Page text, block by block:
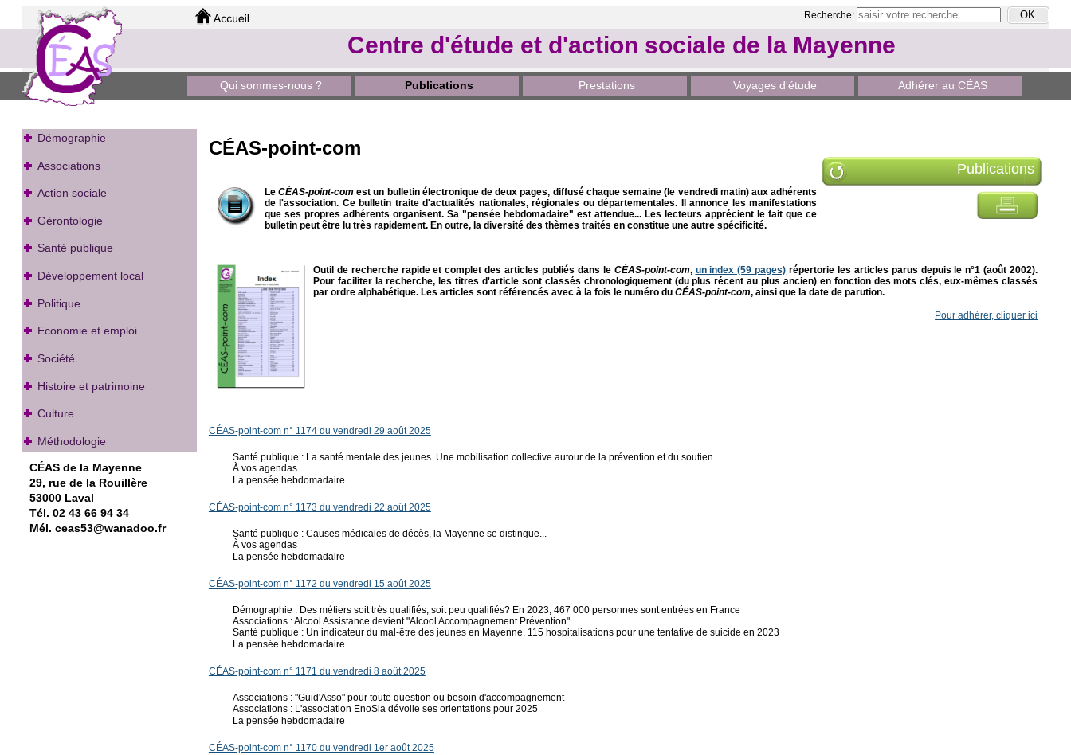
Recherche:
Centre d'étude et d'action sociale de la Mayenne
Qui sommes-nous ? Publications Prestations Voyages d'étude Adhérer au CÉAS
Démographie
Associations
Action sociale
Gérontologie
Santé publique
Développement local
Politique
Economie et emploi
Société
Histoire et patrimoine
Culture
Méthodologie
CÉAS de la Mayenne
29, rue de la Rouillère
53000 Laval
Tél. 02 43 66 94 34
Mél. ceas53@wanadoo.fr
Publications
CÉAS-point-com
LeCÉAS-point-com est un bulletin électronique de deux pages, diffusé chaque semaine (le vendredi matin) aux adhérents
de l'association. Ce bulletin traite d'actualités nationales, régionales ou départementales. Il annonce les manifestations
que ses propres adhérents organisent. Sa "pensée hebdomadaire" est attendue... Les lecteurs apprécient le fait que ce
bulletin peut être lu très rapidement. En outre, la diversité des thèmes traités en constitue une autre spécificité.
Outil de recherche rapide et complet des articles publiés dans le CÉAS-point-com, un index (59pages) répertorie les articles parus depuis le n°1 (août 2002).
Pour faciliter la recherche, les titres d'article sont classés chronologiquement (du plus récent au plus ancien) en fonction des mots clés, eux-mêmes classés
par ordre alphabétique. Les articles sont référencés avec à la fois le numéro du CÉAS-point-com, ainsi que la date de parution.
Pour adhérer, cliquer ici
CÉAS-point-com n° 1174 du vendredi 29 août 2025
Santé publique : La santé mentale des jeunes. Une mobilisation collective autour de la prévention et du soutien
À vos agendas
La pensée hebdomadaire
CÉAS-point-com n° 1173 du vendredi 22 août 2025
Santé publique : Causes médicales de décès, la Mayenne se distingue...
À vos agendas
La pensée hebdomadaire
CÉAS-point-com n° 1172 du vendredi 15 août 2025
Démographie : Des métiers soit très qualifiés, soit peu qualifiés? En 2023, 467 000 personnes sont entrées en France
Associations : Alcool Assistance devient "Alcool Accompagnement Prévention"
Santé publique : Un indicateur du mal-être des jeunes en Mayenne. 115 hospitalisations pour une tentative de suicide en 2023
La pensée hebdomadaire
CÉAS-point-com n° 1171 du vendredi 8 août 2025
Associations : "Guid'Asso" pour toute question ou besoin d'accompagnement
Associations : L'association EnoSia dévoile ses orientations pour 2025
La pensée hebdomadaire
CÉAS-point-com n° 1170 du vendredi 1er août 2025